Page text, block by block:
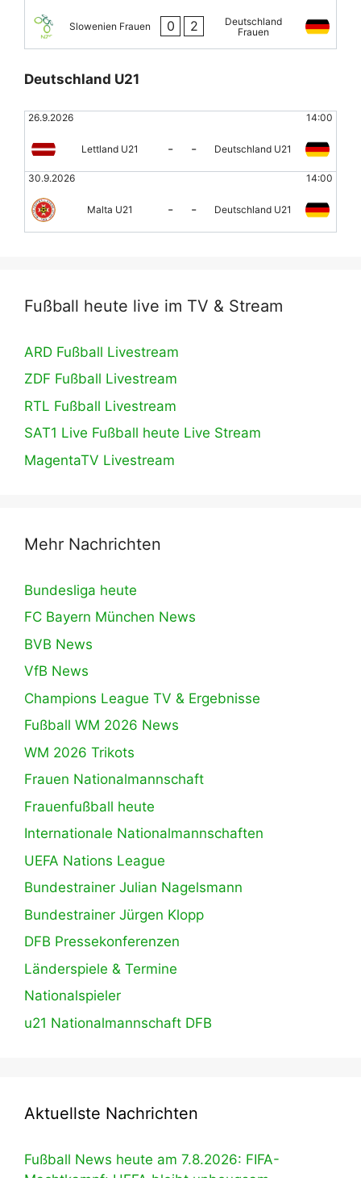
Slowenien Frauen 0 2
Deutschland
Frauen
Deutschland U21
26.9.2026 14:00
Lettland U21 - - Deutschland U21
30.9.2026 14:00
Malta U21 - - Deutschland U21
Fußball heute live im TV & Stream
ARD Fußball Livestream
ZDF Fußball Livestream
RTL Fußball Livestream
SAT1 Live Fußball heute Live Stream
MagentaTV Livestream
Mehr Nachrichten
Bundesliga heute
FC Bayern München News
BVB News
VfB News
Champions League TV & Ergebnisse
Fußball WM 2026 News
WM 2026 Trikots
Frauen Nationalmannschaft
Frauenfußball heute
Internationale Nationalmannschaften
UEFA Nations League
Bundestrainer Julian Nagelsmann
Bundestrainer Jürgen Klopp
DFB Pressekonferenzen
Länderspiele & Termine
Nationalspieler
u21 Nationalmannschaft DFB
Aktuellste Nachrichten
Fußball News heute am 7.8.2026: FIFA-